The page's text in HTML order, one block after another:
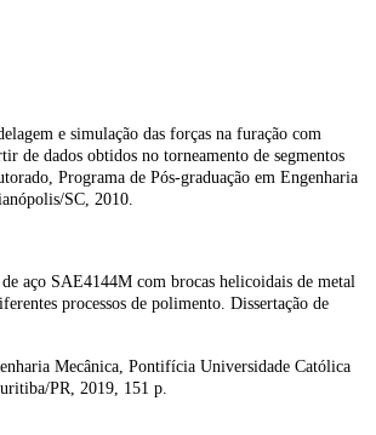
e simulação das forças na furação com
de dados obtidos no torneamento de segmentos
Programa de Pós-graduação em Engenharia
SC, 2010.
aço SAE4144M com brocas helicoidais de metal
processos de polimento. Dissertação de
Mecânica, Pontifícia Universidade Católica
PR, 2019, 151 p.